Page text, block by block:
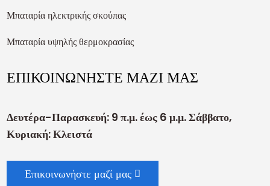
Μπαταρία ηλεκτρικής σκούπας
Μπαταρία υψηλής θερμοκρασίας
ΕΠΙΚΟΙΝΩΝΗΣΤΕ ΜΑΖΙ ΜΑΣ
Δευτέρα-Παρασκευή: 9 π.μ. έως 6 μ.μ. Σάββατο,
Κυριακή: Κλειστά
Επικοινωνήστε μαζί μας